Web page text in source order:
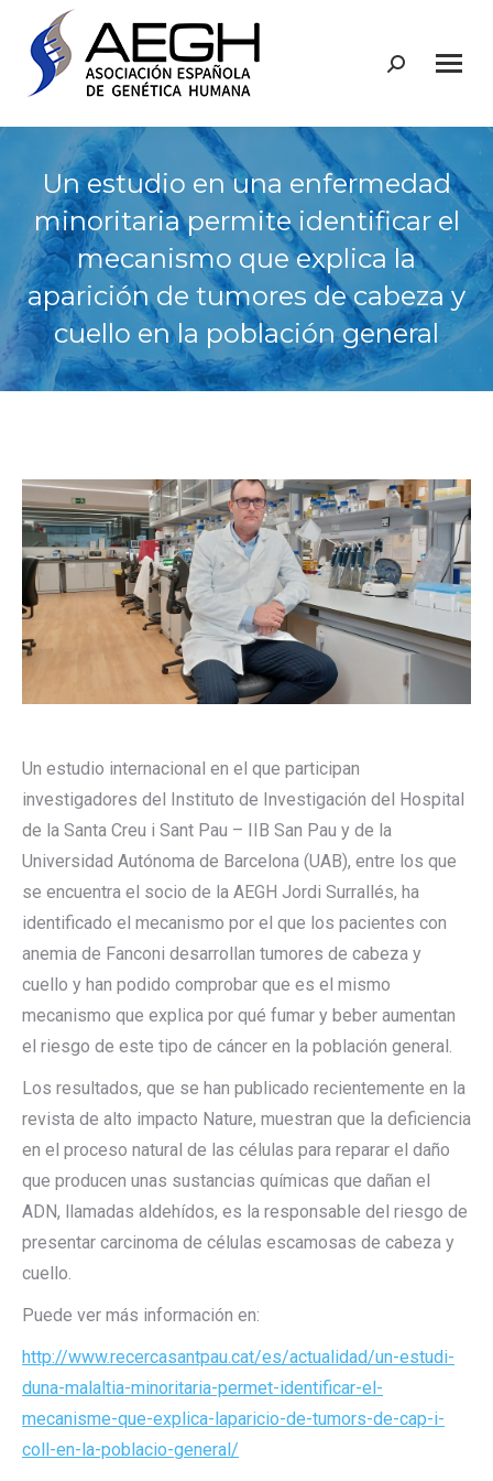
Buscar:
Un estudio en una enfermedad
minoritaria permite identificar el
mecanismo que explica la
aparición de tumores de cabeza y
cuello en la población general
Un estudio internacional en el que participan
investigadores del Instituto de Investigación del Hospital
de la Santa Creu i Sant Pau – IIB San Pau y de la
Universidad Autónoma de Barcelona (UAB), entre los que
se encuentra el socio de la AEGH Jordi Surrallés, ha
identificado el mecanismo por el que los pacientes con
anemia de Fanconi desarrollan tumores de cabeza y
cuello y han podido comprobar que es el mismo
mecanismo que explica por qué fumar y beber aumentan
el riesgo de este tipo de cáncer en la población general.
Los resultados, que se han publicado recientemente en la
revista de alto impacto Nature, muestran que la deficiencia
en el proceso natural de las células para reparar el daño
que producen unas sustancias químicas que dañan el
ADN, llamadas aldehídos, es la responsable del riesgo de
presentar carcinoma de células escamosas de cabeza y
cuello.
Puede ver más información en:
http://www.recercasantpau.cat/es/actualidad/un-estudi-
duna-malaltia-minoritaria-permet-identificar-el-
mecanisme-que-explica-laparicio-de-tumors-de-cap-i-
coll-en-la-poblacio-general/